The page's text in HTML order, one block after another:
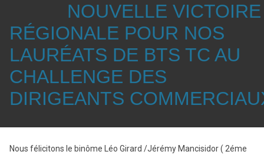
NOUVELLE VICTOIRE
RÉGIONALE POUR NOS
LAURÉATS DE BTS TC AU
CHALLENGE DES
DIRIGEANTS
Nous félicitons le binôme Léo Girard /Jérémy Mancisidor ( 2éme